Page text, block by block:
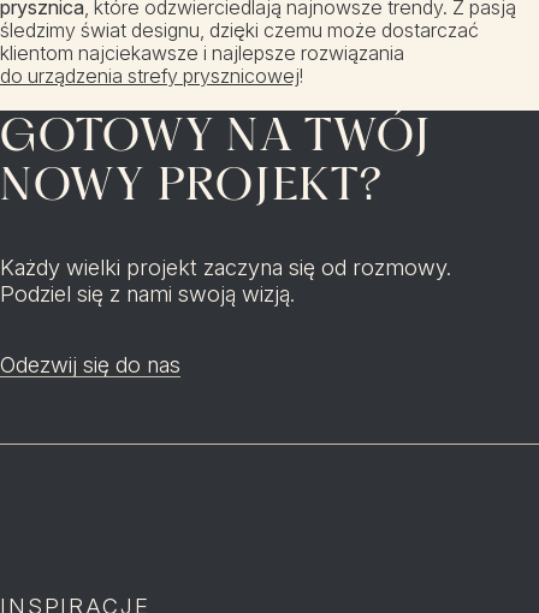
prysznica, które odzwierciedlają najnowsze trendy. Z pasją
śledzimy świat designu, dzięki czemu może dostarczać
klientom najciekawsze i najlepsze rozwiązania
do urządzenia strefy prysznicowej!
GOTOWY NA TWÓJ
NOWY PROJEKT?
Każdy wielki projekt zaczyna się od rozmowy.
Podziel się z nami swoją wizją.
Odezwij się do nas
INSPIRACJE